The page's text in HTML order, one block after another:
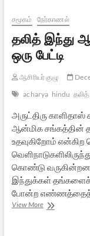
சமூகம்
நேர்காணல்
தலித் இந்து
ஒரு பேட்டி
ஆசிரியர் குழு
acharya hindu தலித்
அருட்திரு
ஆன்மிக சங்கத்தின்
உதவுகிறோம் என்கிற
கொண்டு
இந்துக்கள்
போன்ற எண்ணத்தைத்
View Moreதலித்